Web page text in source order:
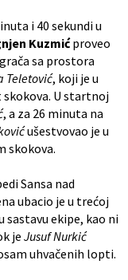
i 40 sekundi u
Kuzmićproveo
sa prostora
Teletović, koji je u
skokova. U startnoj
, a za 26 minuta na
ušestvovao je u
skokova.
Sansa nad
ubacio je u trećoj
sastavu ekipe, kao ni
je Jusuf Nurkić
uhvačenih lopti.